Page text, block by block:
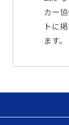
カー
トに
ます。